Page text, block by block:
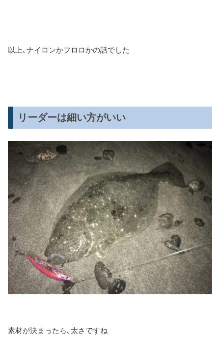
以上､ナイロンかフロロかの話でした
リーダーは細い方がいい
素材が決まったら､太さですね